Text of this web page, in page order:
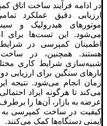
در ادامه فرآیند ساخت اتاق
ارزیابی دقیق عملکرد
موتورهای هیدرولیک و
می‌شود. این تست‌ها برای
اطمینان کمپرسی در
هستند. همچنین، در
شبیه‌سازی شرایط کاری
بارهای سنگین برای ارزیابی
زمان انجام می‌شود. نتیجه
می‌کند تا هرگونه ایراد
عرضه به بازار، آن‌ها را
کیفیت در ساخت کمپرسی به
ایمنی دستگاه‌ها کمک می‌کنند.